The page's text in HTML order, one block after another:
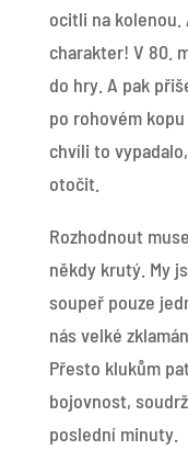
ocitli na kolenou.
charakter! V 80.
do hry. A pak
po rohovém
chvíli to
otočit.
Rozhodnout
někdy krutý. My
soupeř pouze
nás velké
Přesto klukům
bojovnost,
poslední minuty.